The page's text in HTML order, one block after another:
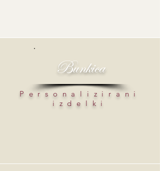
Bunkica
Personalizirani
izdelki